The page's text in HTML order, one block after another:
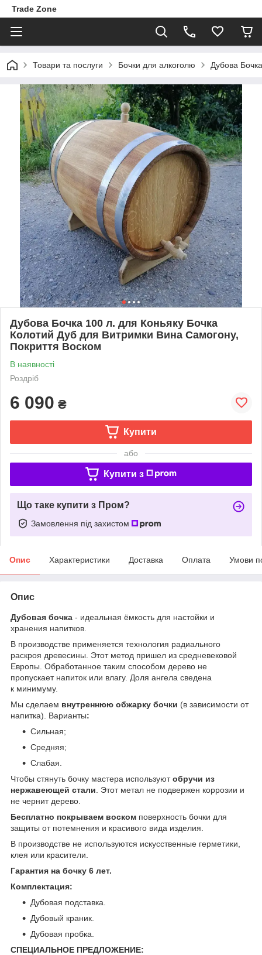
Trade Zone
Товари та послуги Бочки для алкоголю Дубова
Дубова Бочка 100 л. для Коньяку Бочка
Колотий Дуб для Витримки Вина Самогону,
Покриття Воском
В наявності
Роздріб
6 090 ₴
Купити
або
Купити з
Що таке купити з Пром?
Замовлення під захистом
Опис Характеристики Доставка Оплата Умови
Опис
Дубовая бочка - идеальная ёмкость для настойки и
хранения напитков.
В производстве применяется технология радиального
раскроя древесины. Этот метод пришел из средневековой
Европы. Обработанное таким способом дерево не
пропускает напиток или влагу. Доля ангела сведена
к минимуму.
Мы сделаем внутреннюю обжарку бочки (в зависимости от
напитка).
Варианты:
Сильная;
Средняя;
Слабая.
Чтобы стянуть бочку мастера используютобручи из
нержавеющей стали . Этот метал не подвержен коррозии и
не чернит дерево.
Бесплатно покрываем воском поверхность бочки для
защиты от потемнения и красивого вида изделия.
В производстве не используются искусственные герметики,
клея или красители.
Гарантия на бочку 6 лет.
Комплектация:
Дубовая подставка.
Дубовый краник.
Дубовая пробка.
СПЕЦИАЛЬНОЕ ПРЕДЛОЖЕНИЕ: